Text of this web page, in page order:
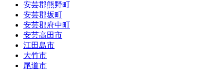
安芸郡熊野町
安芸郡坂町
安芸郡府中町
安芸高田市
江田島市
大竹市
尾道市